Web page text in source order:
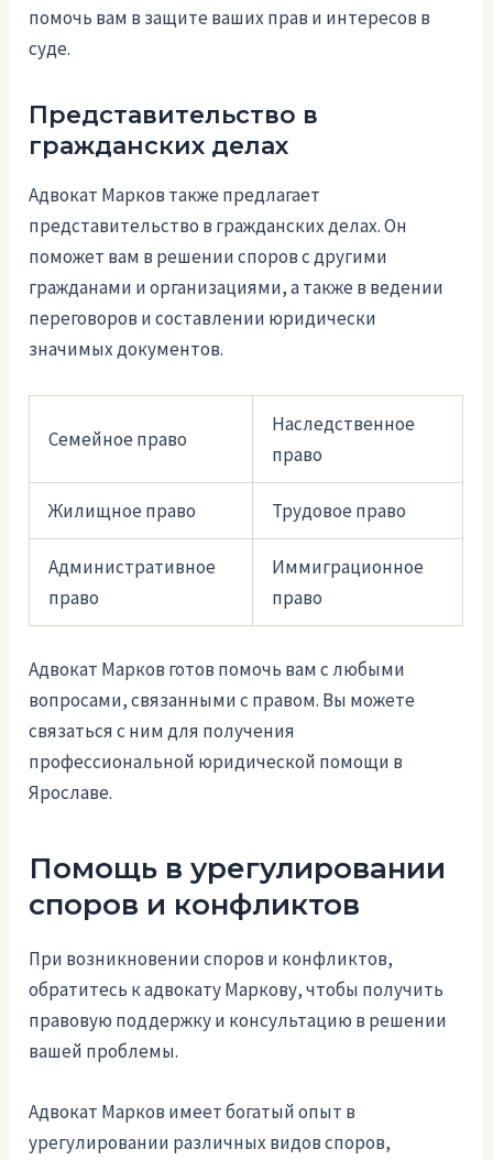
помочь вам в защите ваших прав и интересов в
суде.
Представительство в
гражданских делах
Адвокат Марков также предлагает
представительство в гражданских делах. Он
поможет вам в решении споров с другими
гражданами и организациями, а также в ведении
переговоров и составлении юридически
значимых документов.
Семейное право
Наследственное
право
Жилищное право Трудовое право
Административное
право
Иммиграционное
право
Адвокат Марков готов помочь вам с любыми
вопросами, связанными с правом. Вы можете
связаться с ним для получения
профессиональной юридической помощи в
Ярославе.
Помощь в урегулировании
споров и конфликтов
При возникновении споров и конфликтов,
обратитесь к адвокату Маркову, чтобы получить
правовую поддержку и консультацию в решении
вашей проблемы.
Адвокат Марков имеет богатый опыт в
урегулировании различных видов споров,